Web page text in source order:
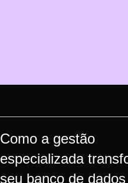
Como a gestão
especializada
seu banco de dados